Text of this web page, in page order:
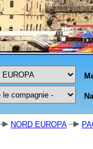
NORD EUROPA